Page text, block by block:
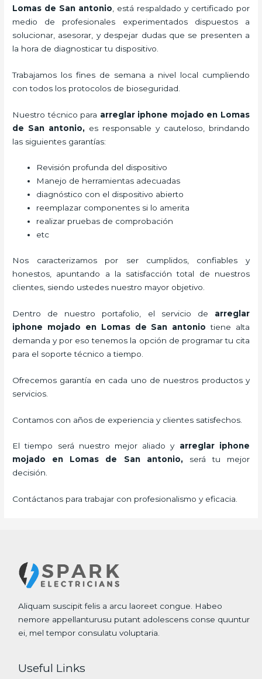
Lomas de San antonio , está respaldado y certificado por
medio de profesionales experimentados dispuestos a
solucionar, asesorar, y despejar dudas que se presenten a
la hora de diagnosticar tu dispositivo.
Trabajamos los fines de semana a nivel local cumpliendo
con todos los protocolos de bioseguridad.
Nuestro técnico para arreglar iphone mojado en Lomas
de San antonio, es responsable y cauteloso, brindando
las siguientes garantías:
Revisión profunda del dispositivo
Manejo de herramientas adecuadas
diagnóstico con el dispositivo abierto
reemplazar componentes si lo amerita
realizar pruebas de comprobación
etc
Nos caracterizamos por ser cumplidos, confiables y
honestos, apuntando a la satisfacción total de nuestros
clientes, siendo ustedes nuestro mayor objetivo.
Dentro de nuestro portafolio, el servicio de arreglar
iphone mojado en Lomas de San antonio tiene alta
demanda y por eso tenemos la opción de programar tu cita
para el soporte técnico a tiempo.
Ofrecemos garantía en cada uno de nuestros productos y
servicios.
Contamos con años de experiencia y clientes satisfechos.
El tiempo será nuestro mejor aliado y arreglar iphone
mojado en Lomas de San antonio, será tu mejor
decisión.
Contáctanos para trabajar con profesionalismo y eficacia.
Aliquam suscipit felis a arcu laoreet congue. Habeo
nemore appellanturusu putant adolescens conse quuntur
ei, mel tempor consulatu voluptaria.
Useful Links